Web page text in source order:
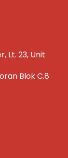
Lt. 23, Unit
Blok C.8